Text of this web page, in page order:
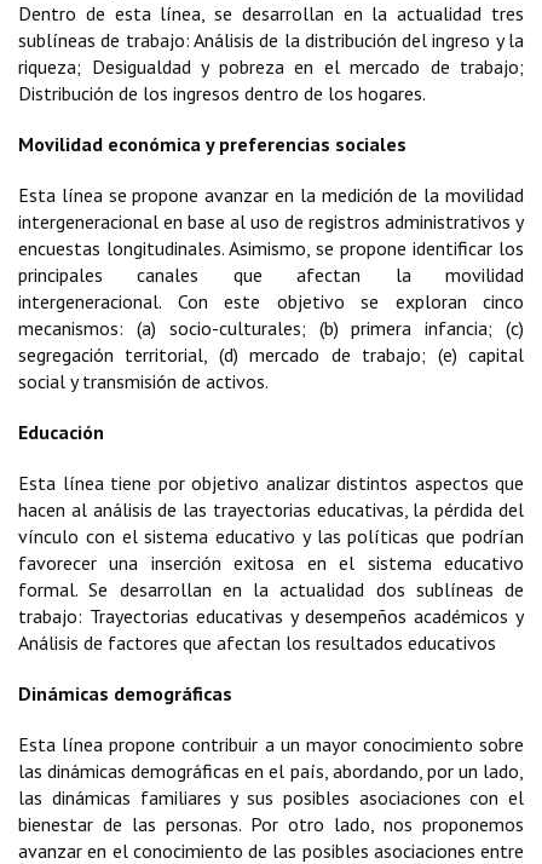
Dentro de esta línea, se desarrollan en la actualidad tres
sublíneas de trabajo: Análisis de la distribución del ingreso y la
riqueza; Desigualdad y pobreza en el mercado de trabajo;
Distribución de los ingresos dentro de los hogares.
Movilidad económica y preferencias sociales
Esta línea se propone avanzar en la medición de la movilidad
intergeneracional en base al uso de registros administrativos y
encuestas longitudinales. Asimismo, se propone identificar los
principales canales que afectan la movilidad
intergeneracional. Con este objetivo se exploran cinco
mecanismos: (a) socio-culturales; (b) primera infancia; (c)
segregación territorial, (d) mercado de trabajo; (e) capital
social y transmisión de activos.
Educación
Esta línea tiene por objetivo analizar distintos aspectos que
hacen al análisis de las trayectorias educativas, la pérdida del
vínculo con el sistema educativo y las políticas que podrían
favorecer una inserción exitosa en el sistema educativo
formal. Se desarrollan en la actualidad dos sublíneas de
trabajo: Trayectorias educativas y desempeños académicos y
Análisis de factores que afectan los resultados educativos
Dinámicas demográficas
Esta línea propone contribuir a un mayor conocimiento sobre
las dinámicas demográficas en el país, abordando, por un lado,
las dinámicas familiares y sus posibles asociaciones con el
bienestar de las personas. Por otro lado, nos proponemos
avanzar en el conocimiento de las posibles asociaciones entre